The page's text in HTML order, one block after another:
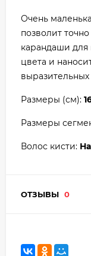
Очень
позволит
карандаши для
цвета и
Размеры (см):
Размеры
Волос кисти:
ОТЗЫВЫ 0